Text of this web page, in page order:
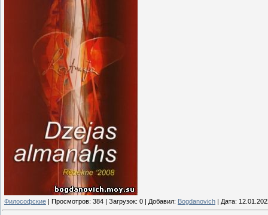
Философские | Просмотров: 384 | Загрузок: 0 | Добавил: Bogdanovich | Дата: